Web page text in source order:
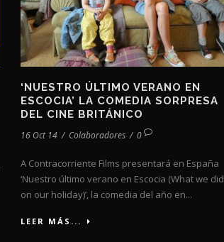
‘NUESTRO ÚLTIMO VERANO EN
ESCOCIA’ LA COMEDIA SORPRESA
DEL CINE BRITÁNICO
16 Oct 14 / Colaboradores / 0
A Contracorriente Films presentará en España
‘Nuestro último verano en Escocia (What we did
on our holiday)’, la comedia del año en...
LEER MÁS...